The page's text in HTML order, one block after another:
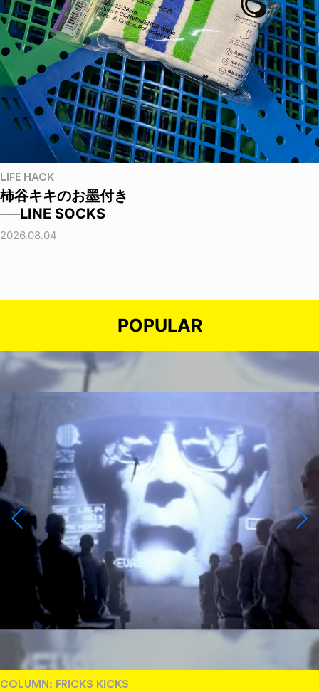
LIFE HACK
柿谷キキのお墨付き
──LINE SOCKS
2026.08.04
POPULAR
COLUMN: FRICKS KICKS